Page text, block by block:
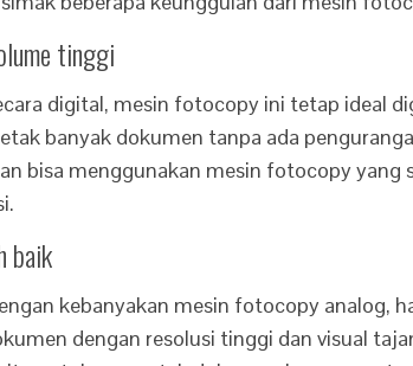
tinggi
digital, mesin fotocopy ini tetap ideal
banyak dokumen tanpa ada
bisa menggunakan mesin fotocopy yang
baik
kebanyakan mesin fotocopy analog,
dengan resolusi tinggi dan visual